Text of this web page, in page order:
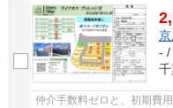
- /
仲介手数料ゼロと、初期費